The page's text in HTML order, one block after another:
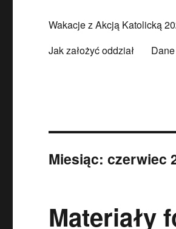
Wakacje z Akcją Katolicką
Jak założyć oddział
Miesiąc:czerwiec
Materiały